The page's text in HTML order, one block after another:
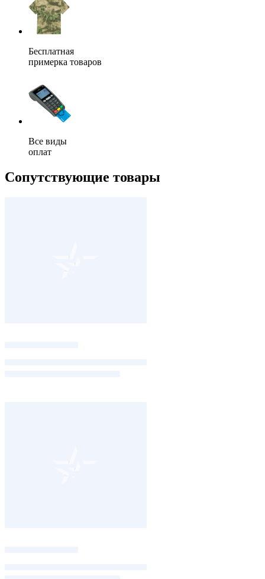
Бесплатная
примерка товаров
Все виды
оплат
Сопутствующие товары